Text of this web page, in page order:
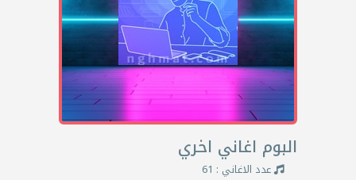
البوم اغاني اخري
عدد الاغاني : 61